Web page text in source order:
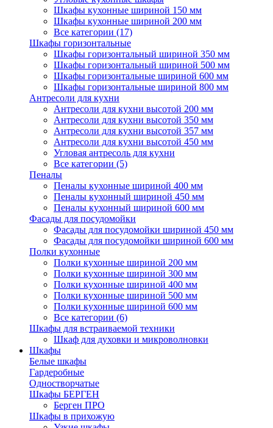
Шкафы кухонные шириной 150 мм
Шкафы кухонные шириной 200 мм
Все категории (17)
Шкафы горизонтальные
Шкафы горизонтальный шириной 350 мм
Шкафы горизонтальный шириной 500 мм
Шкафы горизонтальные шириной 600 мм
Шкафы горизонтальные шириной 800 мм
Антресоли для кухни
Антресоли для кухни высотой 200 мм
Антресоли для кухни высотой 350 мм
Антресоли для кухни высотой 357 мм
Антресоли для кухни высотой 450 мм
Угловая антресоль для кухни
Все категории (5)
Пеналы
Пеналы кухонные шириной 400 мм
Пеналы кухонный шириной 450 мм
Пеналы кухонный шириной 600 мм
Фасады для посудомойки
Фасады для посудомойки шириной 450 мм
Фасады для посудомойки шириной 600 мм
Полки кухонные
Полки кухонные шириной 200 мм
Полки кухонные шириной 300 мм
Полки кухонные шириной 400 мм
Полки кухонные шириной 500 мм
Полки кухонные шириной 600 мм
Все категории (6)
Шкафы для встраиваемой техники
Шкаф для духовки и микроволновки
Шкафы
Белые шкафы
Гардеробные
Одностворчатые
Шкафы БЕРГЕН
Берген ПРО
Шкафы в прихожую